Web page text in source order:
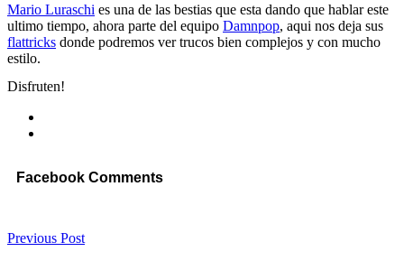
Mario Luraschi es una de las bestias que esta dando que hablar este
ultimo tiempo, ahora parte del equipo Damnpop, aqui nos deja sus
flattricks donde podremos ver trucos bien complejos y con mucho
estilo.
Disfruten!
Facebook Comments
Previous Post